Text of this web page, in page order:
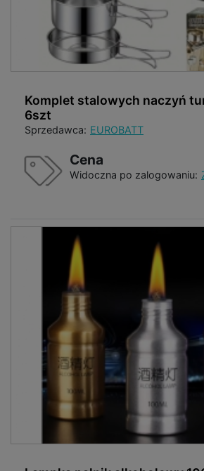
Komplet stalowych naczyń
6szt
Sprzedawca: EUROBATT
Cena
Widoczna po zalogowaniu: